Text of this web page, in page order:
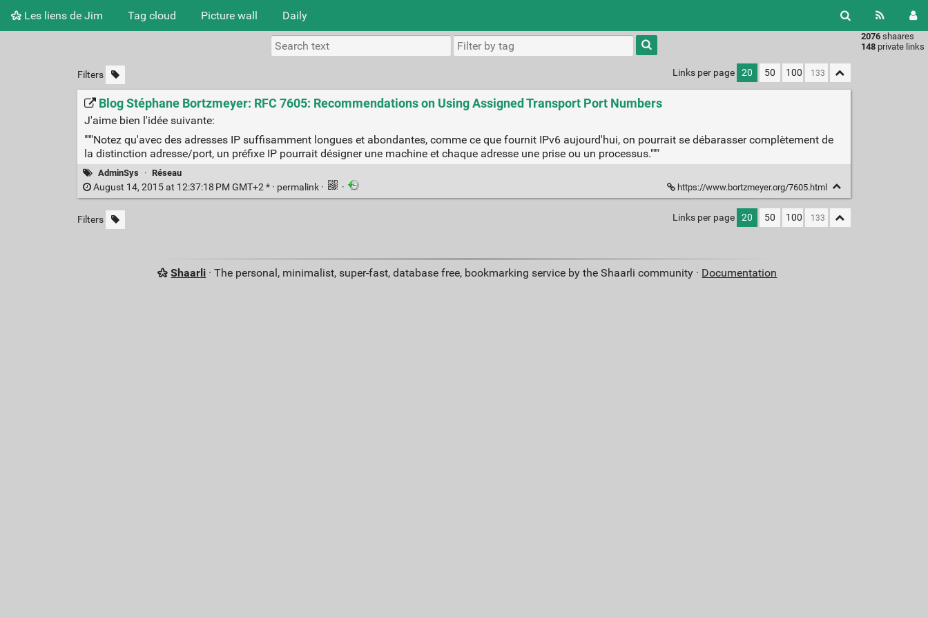
Les liens de Jim Tag cloud Picture wall Daily
2076 shaares
148 private links
Type 1 or
more
characters
results.
Filters Links per page 20 50 100
Blog Stéphane Bortzmeyer: RFC 7605: Recommendations on Using Assigned Transport Port Numbers
J'aime bien l'idée suivante:
"""Notez qu'avec des adresses IP suffisamment longues et abondantes, comme ce que fournit IPv6 aujourd'hui, on pourrait se débarasser complètement de
la distinction adresse/port, un préfixe IP pourrait désigner une machine et chaque adresse une prise ou un processus."""
AdminSys · Réseau
August 14, 2015 at 12:37:18 PM GMT+2 * · permalink · · https://www.bortzmeyer.org/7605.html
Filters Links per page 20 50 100
Shaarli · The personal, minimalist, super-fast, database free, bookmarking service by the Shaarli community · Documentation